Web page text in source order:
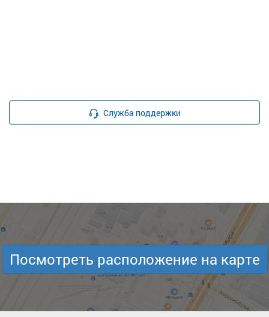
Служба поддержки
Посмотреть расположение на карте